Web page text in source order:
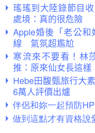
瑤瑤到大陸錄節目
處境：真的很危險
Apple婚後「老公
線 氣氛超尷尬
寒流來不要看！
推：原來仙女長這樣
Hebe田馥甄旅行大
6萬人評價出爐